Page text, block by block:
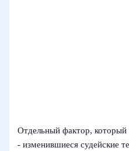
Отдельный фактор, который
- изменившиеся судейские